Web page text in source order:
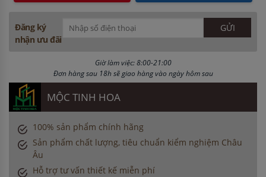
Đăng ký
nhận ưu đãi
Giờ làm việc: 8:00-21:00
Đơn hàng sau 18h sẽ giao hàng vào ngày hôm sau
MỘC TINH HOA
100% sản phẩm chính hãng
Sản phẩm chất lượng, tiêu chuẩn kiểm nghiệm Châu
Âu
Hỗ trợ tư vấn thiết kế miễn phí